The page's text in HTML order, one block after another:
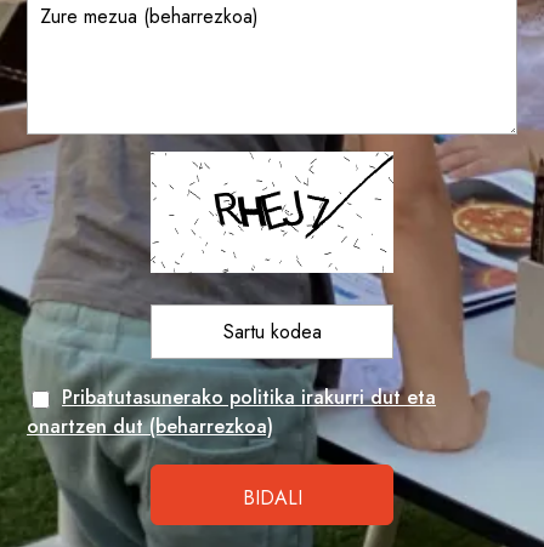
Pribatutasunerako politika irakurri dut eta
onartzen dut (beharrezkoa)